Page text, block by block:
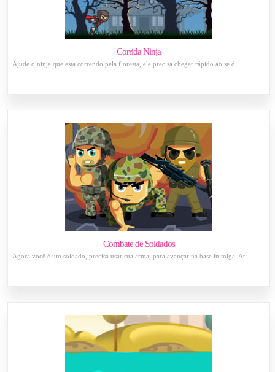
Corrida Ninja
Ajude o ninja que esta correndo pela floresta, ele precisa chegar rápido ao se d...
Combate de Soldados
Agora você é um soldado, precisa usar sua arma, para avançar na base inimiga. At...